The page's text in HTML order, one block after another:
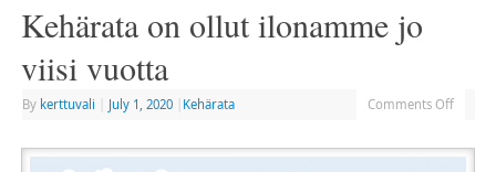
Kehärata on ollut ilonamme jo
viisi vuotta
By kerttuvali July 1, 2020 Kehärata Comments Off